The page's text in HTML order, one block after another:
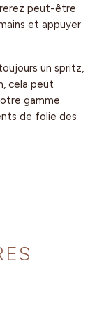
peut-être
et appuyer
un spritz,
cela peut
gamme
de folie des